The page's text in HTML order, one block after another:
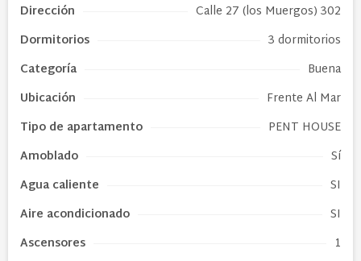
Dirección
Calle 27 (los Muergos) 302
Dormitorios
3 dormitorios
Categoría
Buena
Ubicación
Frente Al Mar
Tipo de apartamento
PENT HOUSE
Amoblado
Sí
Agua caliente
SI
Aire acondicionado
SI
Ascensores
1